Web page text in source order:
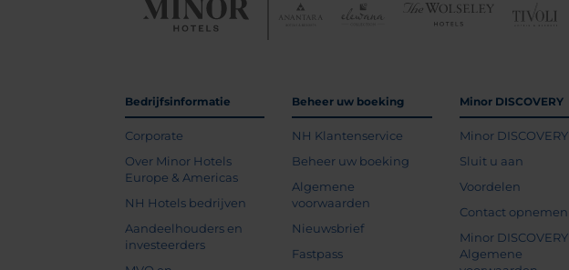
Bedrijfsinformatie
Corporate
Over Minor Hotels
Europe & Americas
NH Hotels bedrijven
Aandeelhouders en
investeerders
Beheer uw boeking
NH Klantenservice
Beheer uw boeking
Algemene
voorwaarden
Nieuwsbrief
Fastpass
Minor DISCOVERY
Minor DISCOVERY
Sluit u aan
Voordelen
Contact opnemen
Minor DISCOVERY
Algemene